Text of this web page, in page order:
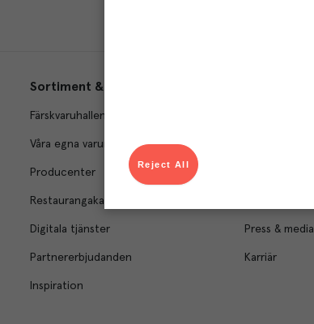
Sortiment & tjänster
Färskvaruhallen
Våra egna varumärken
Producenter
Restaurangakademien
Digitala tjänster
Partnererbjudanden
Inspiration
Press & media
Karriär
Reject All